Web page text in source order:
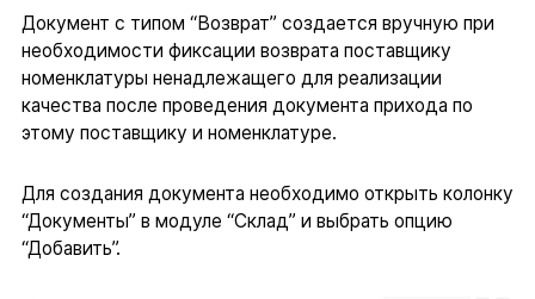
Документ с типом “Возврат” создается вручную при
необходимости фиксации возврата поставщику
номенклатуры ненадлежащего для реализации
качества после проведения документа прихода по
этому поставщику и номенклатуре.
Для создания документа необходимо открыть колонку
“Документы” в модуле “Склад” и выбрать опцию
“Добавить”.